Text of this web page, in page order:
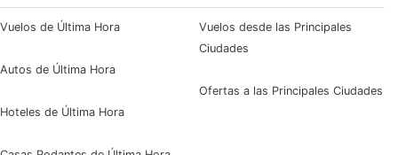
Vuelos de Última Hora
Autos de Última Hora
Hoteles de Última Hora
Vuelos desde las Principales
Ciudades
Ofertas a las Principales Ciudades